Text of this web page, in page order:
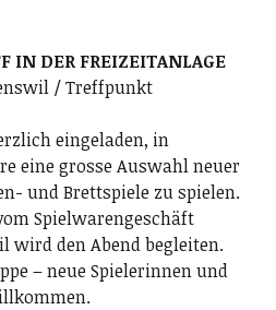
IN DER FREIZEITANLAGE
/ Treffpunkt
eingeladen, in
eine grosse Auswahl neuer
und Brettspiele zu spielen.
Spielwarengeschäft
wird den Abend begleiten.
– neue Spielerinnen und